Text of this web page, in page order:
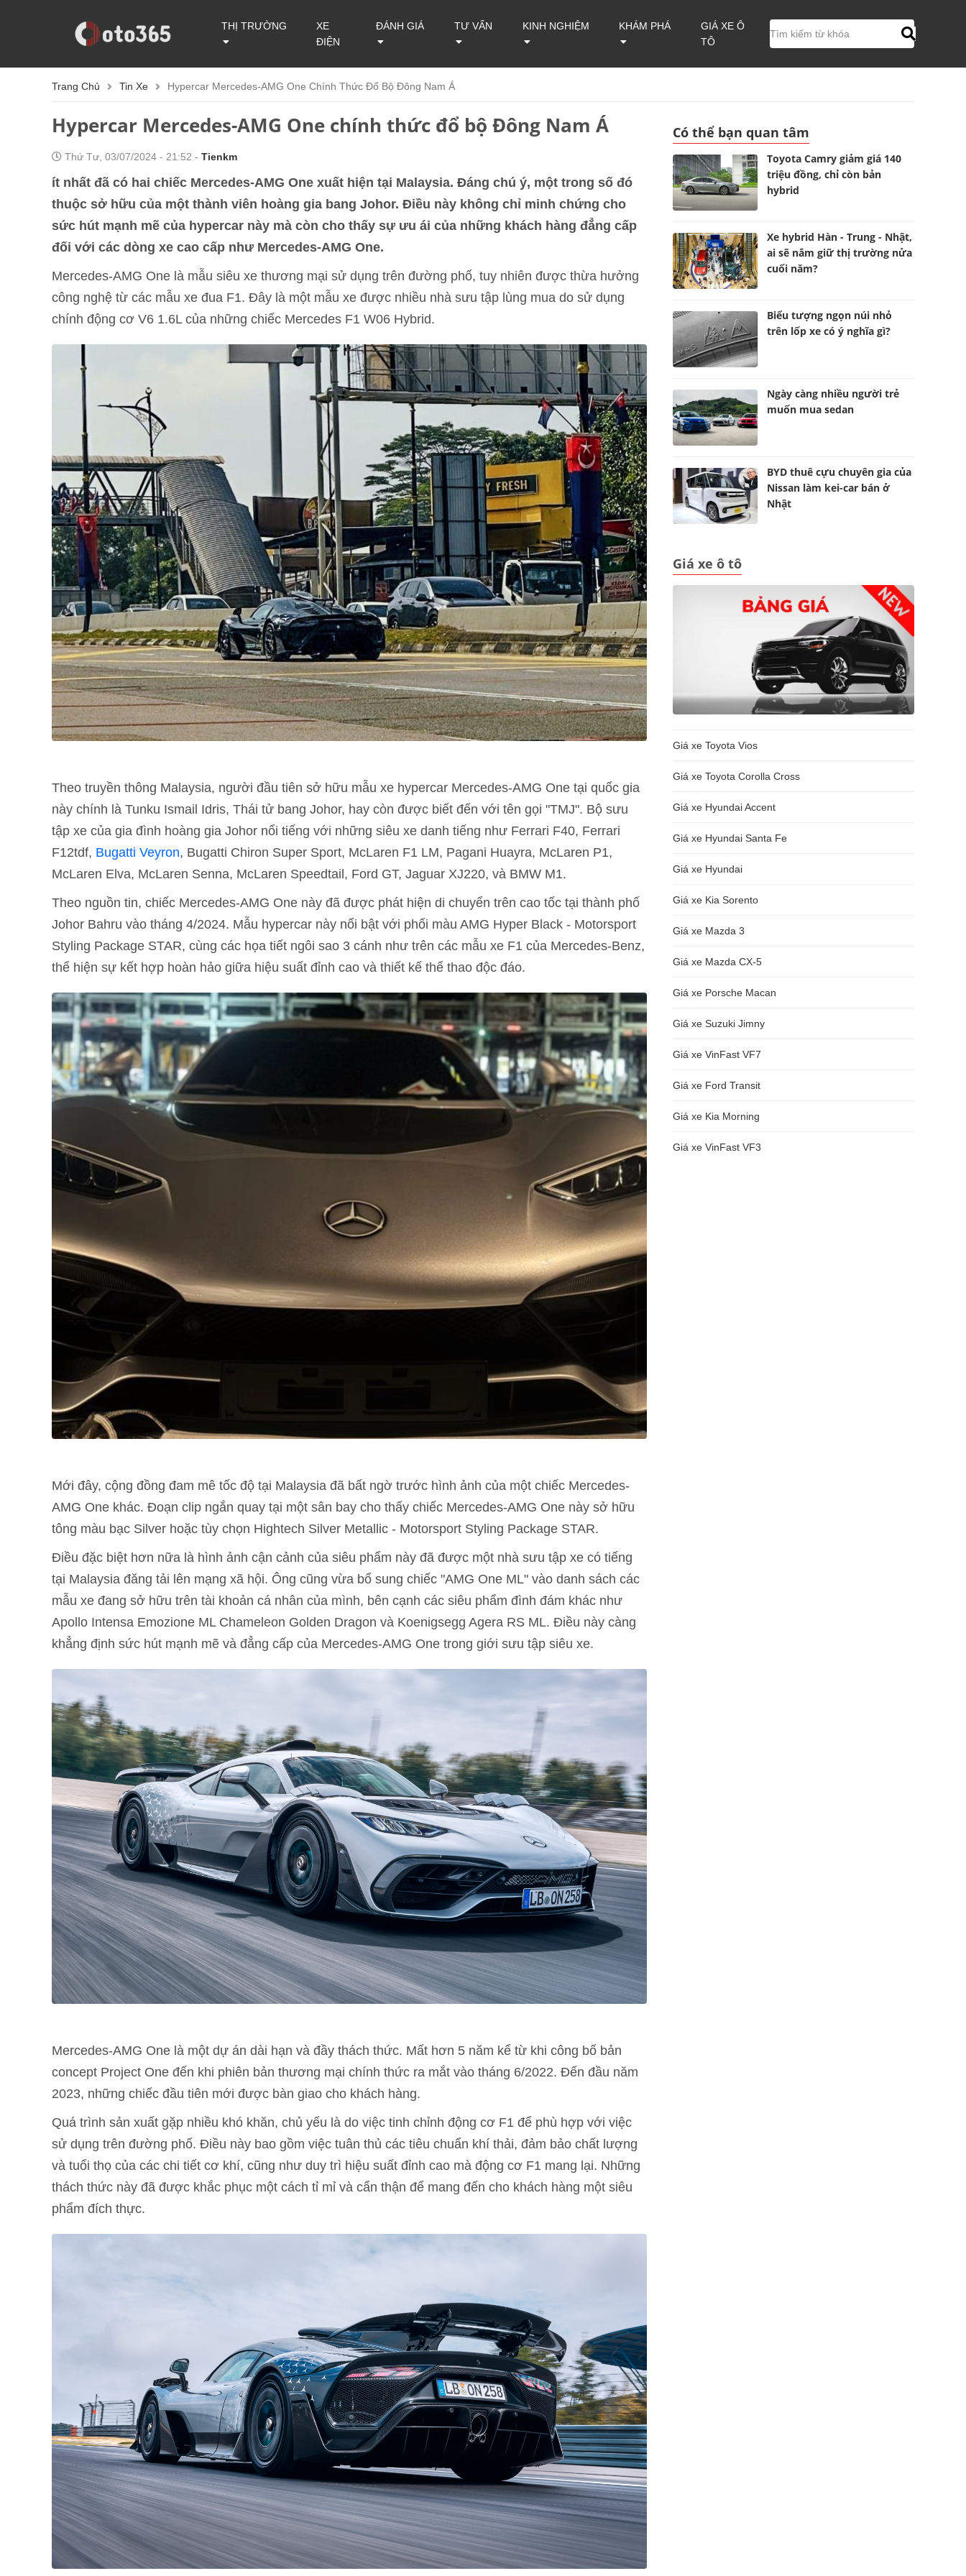
THỊ TRƯỜNG
XE
ĐIỆN
ĐÁNH GIÁ TƯ VẤN KINH NGHIỆM KHÁM PHÁ
GIÁ XE Ô
TÔ
Trang Chủ Tin Xe Hypercar Mercedes-AMG One Chính Thức Đổ Bộ Đông Nam Á
Hypercar Mercedes-AMG One chính thức đổ bộ Đông Nam Á
Thứ Tư, 03/07/2024 - 21:52 - Tienkm
ít nhất đã có hai chiếc Mercedes-AMG One xuất hiện tại Malaysia. Đáng chú ý, một trong số đó
thuộc sở hữu của một thành viên hoàng gia bang Johor. Điều này không chỉ minh chứng cho
sức hút mạnh mẽ của hypercar này mà còn cho thấy sự ưu ái của những khách hàng đẳng cấp
đối với các dòng xe cao cấp như Mercedes-AMG One.
Mercedes-AMG One là mẫu siêu xe thương mại sử dụng trên đường phố, tuy nhiên được thừa hưởng
công nghệ từ các mẫu xe đua F1. Đây là một mẫu xe được nhiều nhà sưu tập lùng mua do sử dụng
chính động cơ V6 1.6L của những chiếc Mercedes F1 W06 Hybrid.
Theo truyền thông Malaysia, người đầu tiên sở hữu mẫu xe hypercar Mercedes-AMG One tại quốc gia
này chính là Tunku Ismail Idris, Thái tử bang Johor, hay còn được biết đến với tên gọi "TMJ". Bộ sưu
tập xe của gia đình hoàng gia Johor nổi tiếng với những siêu xe danh tiếng như Ferrari F40, Ferrari
F12tdf, Bugatti Veyron, Bugatti Chiron Super Sport, McLaren F1 LM, Pagani Huayra, McLaren P1,
McLaren Elva, McLaren Senna, McLaren Speedtail, Ford GT, Jaguar XJ220, và BMW M1.
Theo nguồn tin, chiếc Mercedes-AMG One này đã được phát hiện di chuyển trên cao tốc tại thành phố
Johor Bahru vào tháng 4/2024. Mẫu hypercar này nổi bật với phối màu AMG Hyper Black - Motorsport
Styling Package STAR, cùng các họa tiết ngôi sao 3 cánh như trên các mẫu xe F1 của Mercedes-Benz,
thể hiện sự kết hợp hoàn hảo giữa hiệu suất đỉnh cao và thiết kế thể thao độc đáo.
Mới đây, cộng đồng đam mê tốc độ tại Malaysia đã bất ngờ trước hình ảnh của một chiếc Mercedes-
AMG One khác. Đoạn clip ngắn quay tại một sân bay cho thấy chiếc Mercedes-AMG One này sở hữu
tông màu bạc Silver hoặc tùy chọn Hightech Silver Metallic - Motorsport Styling Package STAR.
Điều đặc biệt hơn nữa là hình ảnh cận cảnh của siêu phẩm này đã được một nhà sưu tập xe có tiếng
tại Malaysia đăng tải lên mạng xã hội. Ông cũng vừa bổ sung chiếc "AMG One ML" vào danh sách các
mẫu xe đang sở hữu trên tài khoản cá nhân của mình, bên cạnh các siêu phẩm đình đám khác như
Apollo Intensa Emozione ML Chameleon Golden Dragon và Koenigsegg Agera RS ML. Điều này càng
khẳng định sức hút mạnh mẽ và đẳng cấp của Mercedes-AMG One trong giới sưu tập siêu xe.
Mercedes-AMG One là một dự án dài hạn và đầy thách thức. Mất hơn 5 năm kể từ khi công bố bản
concept Project One đến khi phiên bản thương mại chính thức ra mắt vào tháng 6/2022. Đến đầu năm
2023, những chiếc đầu tiên mới được bàn giao cho khách hàng.
Quá trình sản xuất gặp nhiều khó khăn, chủ yếu là do việc tinh chỉnh động cơ F1 để phù hợp với việc
sử dụng trên đường phố. Điều này bao gồm việc tuân thủ các tiêu chuẩn khí thải, đảm bảo chất lượng
và tuổi thọ của các chi tiết cơ khí, cũng như duy trì hiệu suất đỉnh cao mà động cơ F1 mang lại. Những
thách thức này đã được khắc phục một cách tỉ mỉ và cẩn thận để mang đến cho khách hàng một siêu
phẩm đích thực.
Có thể bạn quan tâm
Toyota Camry giảm giá 140
triệu đồng, chỉ còn bản
hybrid
Xe hybrid Hàn - Trung - Nhật,
ai sẽ nắm giữ thị trường nửa
cuối năm?
Biểu tượng ngọn núi nhỏ
trên lốp xe có ý nghĩa gì?
Ngày càng nhiều người trẻ
muốn mua sedan
BYD thuê cựu chuyên gia của
Nissan làm kei-car bán ở
Nhật
Giá xe ô tô
Giá xe Toyota Vios
Giá xe Toyota Corolla Cross
Giá xe Hyundai Accent
Giá xe Hyundai Santa Fe
Giá xe Hyundai
Giá xe Kia Sorento
Giá xe Mazda 3
Giá xe Mazda CX-5
Giá xe Porsche Macan
Giá xe Suzuki Jimny
Giá xe VinFast VF7
Giá xe Ford Transit
Giá xe Kia Morning
Giá xe VinFast VF3